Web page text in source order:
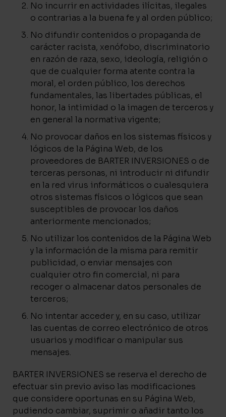
No incurrir en actividades ilícitas, ilegales
o contrarias a la buena fe y al orden público;
No difundir contenidos o propaganda de
carácter racista, xenófobo, discriminatorio
en razón de raza, sexo, ideología, religión o
que de cualquier forma atente contra la
moral, el orden público, los derechos
fundamentales, las libertades públicas, el
honor, la intimidad o la imagen de terceros y
en general la normativa vigente;
No provocar daños en los sistemas físicos y
lógicos de la Página Web, de los
proveedores de BARTER INVERSIONES o de
terceras personas, ni introducir ni difundir
en la red virus informáticos o cualesquiera
otros sistemas físicos o lógicos que sean
susceptibles de provocar los daños
anteriormente mencionados;
No utilizar los contenidos de la Página Web
y la información de la misma para remitir
publicidad, o enviar mensajes con
cualquier otro fin comercial, ni para
recoger o almacenar datos personales de
terceros;
No intentar acceder y, en su caso, utilizar
las cuentas de correo electrónico de otros
usuarios y modificar o manipular sus
mensajes.
BARTER INVERSIONES se reserva el derecho de
efectuar sin previo aviso las modificaciones
que considere oportunas en su Página Web,
pudiendo cambiar, suprimir o añadir tanto los